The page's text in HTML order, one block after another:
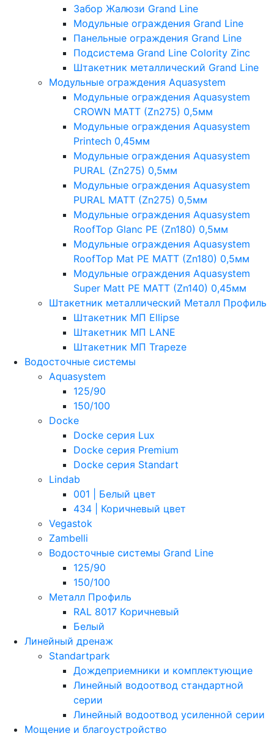
Забор Жалюзи Grand Line
Модульные ограждения Grand Line
Панельные ограждения Grand Line
Подсистема Grand Line Colority Zinc
Штакетник металлический Grand Line
Модульные ограждения Aquasystem
Модульные ограждения Aquasystem
CROWN MATT (Zn275) 0,5мм
Модульные ограждения Aquasystem
Printech 0,45мм
Модульные ограждения Aquasystem
PURAL (Zn275) 0,5мм
Модульные ограждения Aquasystem
PURAL MATT (Zn275) 0,5мм
Модульные ограждения Aquasystem
RoofTop Glanc PE (Zn180) 0,5мм
Модульные ограждения Aquasystem
RoofTop Mat PE MATT (Zn180) 0,5мм
Модульные ограждения Aquasystem
Super Matt PE MATT (Zn140) 0,45мм
Штакетник металлический Металл Профиль
Штакетник МП Ellipse
Штакетник МП LANE
Штакетник МП Trapeze
Водосточные системы
Aquasystem
125/90
150/100
Docke
Docke серия Lux
Docke серия Premium
Docke серия Standart
Lindab
001 | Белый цвет
434 | Коричневый цвет
Vegastok
Zambelli
Водосточные системы Grand Line
125/90
150/100
Металл Профиль
RAL 8017 Коричневый
Белый
Линейный дренаж
Standartpark
Дождеприемники и комплектующие
Линейный водоотвод стандартной
серии
Линейный водоотвод усиленной серии
Мощение и благоустройство